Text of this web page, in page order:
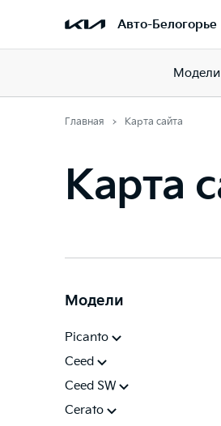
Авто-Белогорье
Модели
Главная Карта сайта
Карта
Модели
Picanto
Ceed
Ceed SW
Cerato